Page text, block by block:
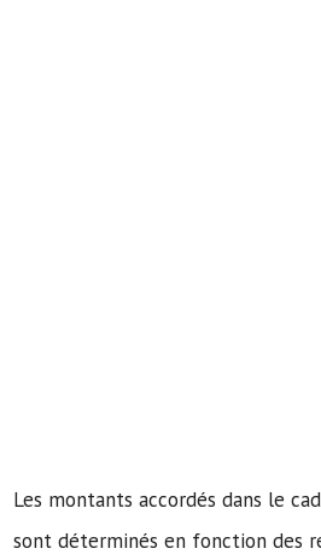
Les montants accordés dans le
sont déterminés en fonction des